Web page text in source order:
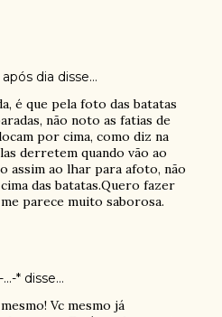
dia disse…
é que pela foto das batatas
não noto as fatias de
por cima, como diz na
derretem quando vão ao
assim ao lhar para afoto, não
das batatas.Quero fazer
parece muito saborosa.
* disse…
Vc mesmo já